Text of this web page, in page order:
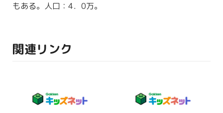
もある。人口：4．0万。
関連リンク